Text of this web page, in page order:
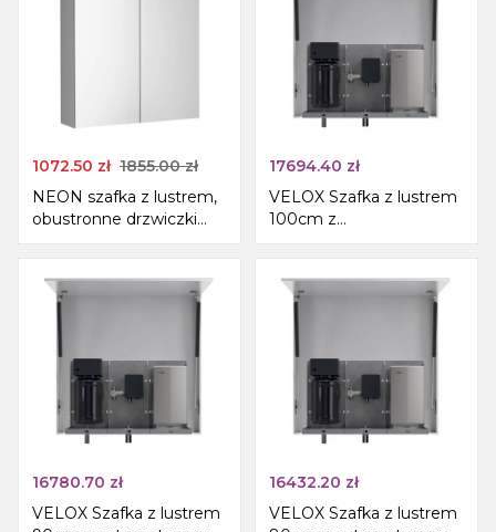
1072.50 zł 1855.00zł
NEON szafka z lustrem,
obustronne drzwiczki
lustrzane, 60x66,5cm,
biała
17694.40 zł
VELOX Szafka z lustrem
100cm z
automatycznym
dozownikiem mydła, z
baterią i suszarką do rąk
16780.70 zł
VELOX Szafka z lustrem
16432.20 zł
VELOX Szafka z lustrem